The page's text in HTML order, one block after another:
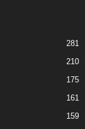
281
210
175
161
159